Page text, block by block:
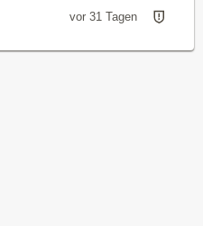
vor 31 Tagen